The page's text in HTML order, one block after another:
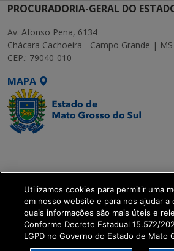
PROCURADORIA-GERAL DO
Av. Afonso Pena, 6134
Chácara Cachoeira - Campo Grande | MS
CEP.: 79040-010
MAPA
get_footer();
Utilizamos cookies para permitir uma
em nosso website e para nos ajudar a
quais informações são mais úteis e
Conforme Decreto Estadual 15.572/
LGPD no Governo do Estado de Mato